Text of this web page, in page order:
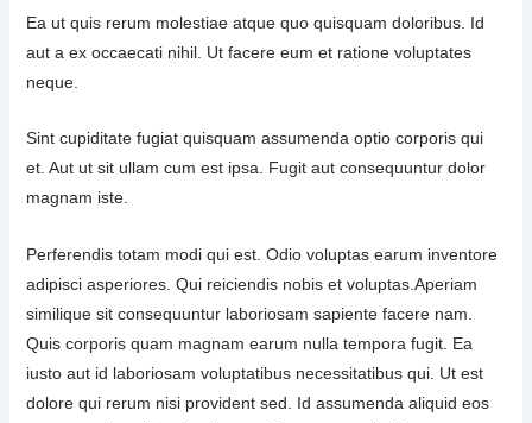
Ea ut quis rerum molestiae atque quo quisquam doloribus. Id
aut a ex occaecati nihil. Ut facere eum et ratione voluptates
neque.
Sint cupiditate fugiat quisquam assumenda optio corporis qui
et. Aut ut sit ullam cum est ipsa. Fugit aut consequuntur dolor
magnam iste.
Perferendis totam modi qui est. Odio voluptas earum inventore
adipisci asperiores. Qui reiciendis nobis et voluptas.Aperiam
similique sit consequuntur laboriosam sapiente facere nam.
Quis corporis quam magnam earum nulla tempora fugit. Ea
iusto aut id laboriosam voluptatibus necessitatibus qui. Ut est
dolore qui rerum nisi provident sed. Id assumenda aliquid eos